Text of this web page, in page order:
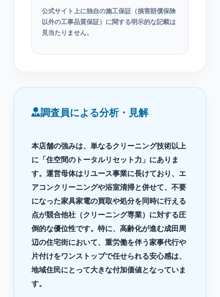
公式サイト上に独自の施工保証（損害賠償保険
以外の工事品質保証）に関する明示的な記載は
見当たりません。
調査員による分析・見解
本店舗の強みは、単なるクリーニング技術以上
に「住空間のトータルリセット力」にありま
す。運営母体はリユース事業に長けており、エ
アコンクリーニングや浴室清掃と併せて、不要
になった家具家電の買取や処分を同時に行える
点が競合他社（クリーニング専業）に対する圧
倒的な優位性です。特に、高齢化が進む成田周
辺の住宅街において、重労働を伴う家事代行や
片付けをワンストップで任せられる安心感は、
地域住民にとって大きな付加価値となっていま
す。